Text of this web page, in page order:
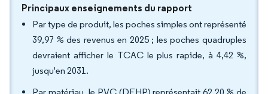
Principaux enseignements du rapport
Par type de produit, les poches simples ont représenté
39,97 % des revenus en 2025 ; les poches quadruples
devraient afficher le TCAC le plus rapide, à 4,42 %,
jusqu'en 2031.